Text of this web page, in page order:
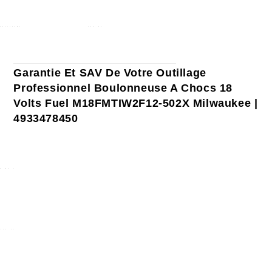
Garantie Et SAV De Votre Outillage
Professionnel Boulonneuse A Chocs 18
Volts Fuel M18FMTIW2F12-502X Milwaukee |
4933478450